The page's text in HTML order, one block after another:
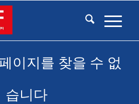
이지를 찾을 수 없
습니다